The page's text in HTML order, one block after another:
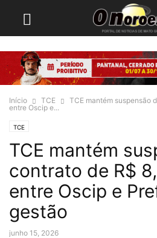
Início TCE
TCE mantém suspensão
entre Oscip e...
TCE
TCE mantém
contrato de R$
entre Oscip e
gestão
junho 15, 2026